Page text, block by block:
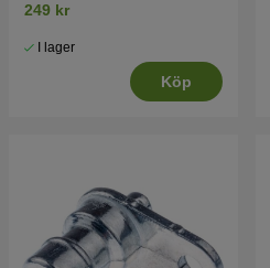
249 kr
I lager
Köp